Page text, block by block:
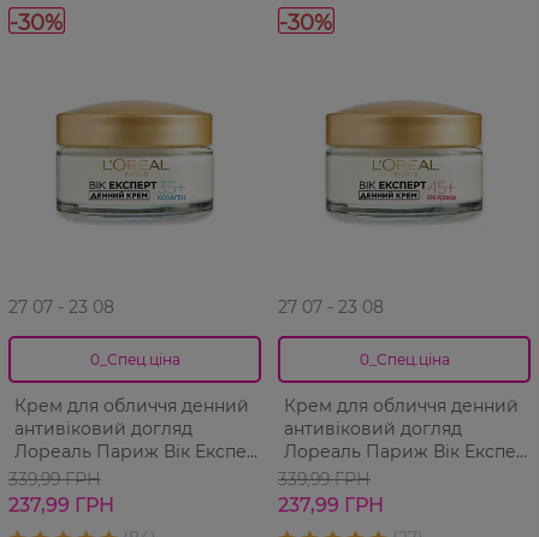
-30%
27 07 - 23 08
0_Спец.ціна
Крем для обличчя денний
антивіковий догляд
Лореаль Париж Вік Експерт
35+ 50 мл
339,99 ГРН
237,99 ГРН
-30%
27 07 - 23 08
0_Спец.ціна
Крем для обличчя денний
антивіковий догляд
Лореаль Париж Вік Експерт
45+ 50 мл
339,99 ГРН
237,99 ГРН